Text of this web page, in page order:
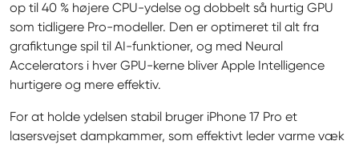
op til 40 % højere CPU-ydelse og dobbelt så hurtig GPU
som tidligere Pro-modeller. Den er optimeret til alt fra
grafiktunge spil til AI-funktioner, og med Neural
Accelerators i hver GPU-kerne bliver Apple Intelligence
hurtigere og mere effektiv.
For at holde ydelsen stabil bruger iPhone 17 Pro et
lasersvejset dampkammer, som effektivt leder varme væk